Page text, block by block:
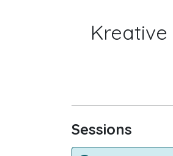
Sessions